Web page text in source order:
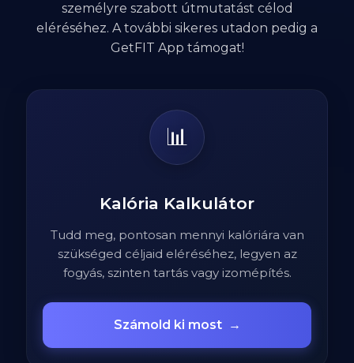
személyre szabott útmutatást célod
eléréséhez. A további sikeres utadon pedig a
GetFIT App támogat!
📊
Kalória Kalkulátor
Tudd meg, pontosan mennyi kalóriára van
szükséged céljaid eléréséhez, legyen az
fogyás, szinten tartás vagy izomépítés.
Számold ki most →